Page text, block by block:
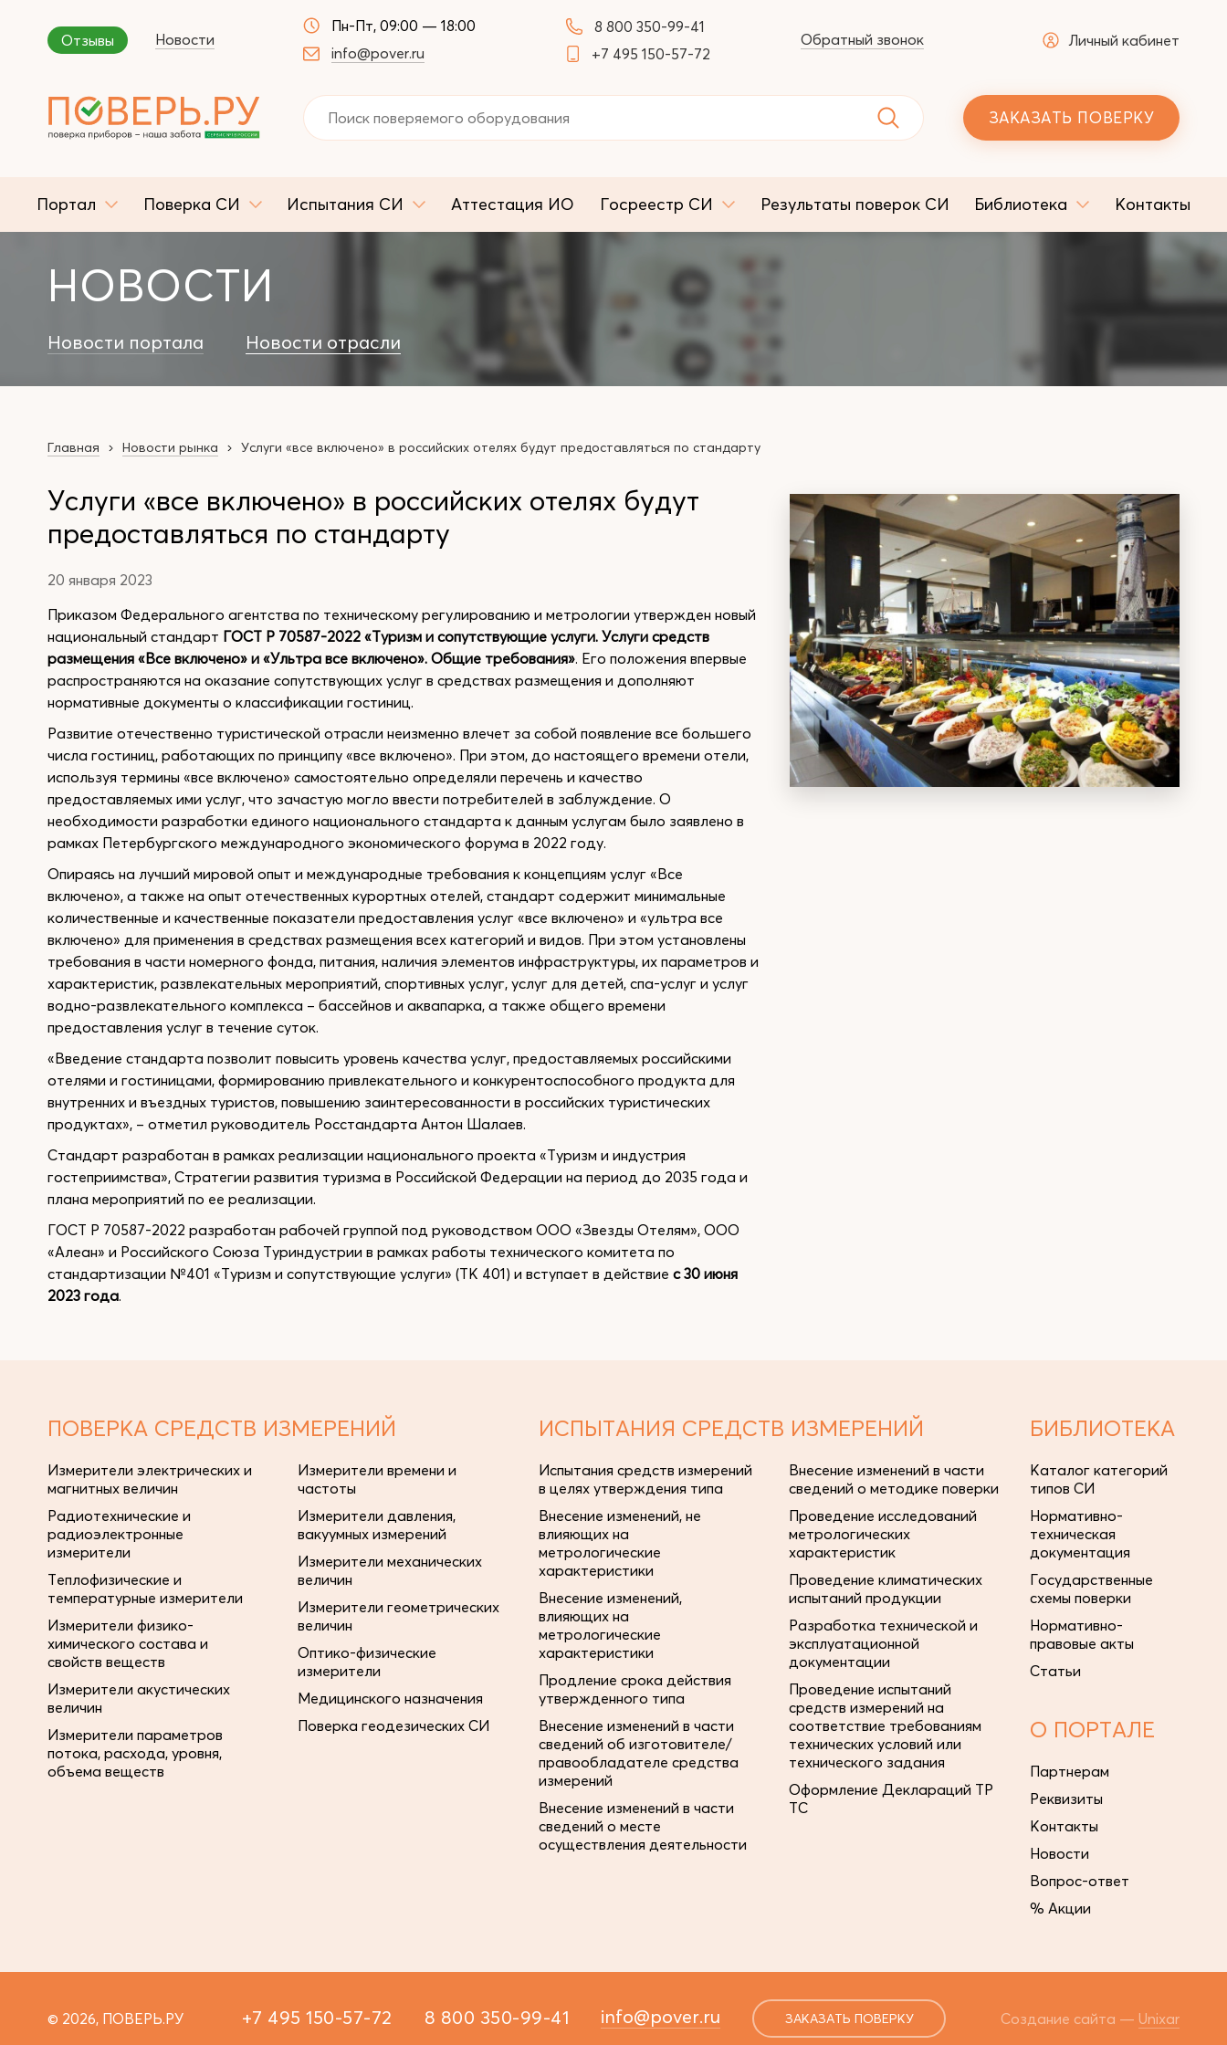
Отзывы Новости
Пн-Пт, 09:00 — 18:00
info@pover.ru
8 800 350-99-41
+7 495 150-57-72
Обратный звонок Личный кабинет
ЗАКАЗАТЬ ПОВЕРКУ
Портал Поверка СИ Испытания СИ Аттестация ИО Госреестр СИ Результаты поверок СИ Библиотека Контакты
НОВОСТИ
Новости портала Новости отрасли
Главная Новости рынка Услуги «все включено» в российских отелях будут предоставляться по стандарту
Услуги «все включено» в российских отелях будут
предоставляться по стандарту
20 января 2023
Приказом Федерального агентства по техническому регулированию и метрологии утвержден новый
национальный стандарт ГОСТ Р 70587-2022 «Туризм и сопутствующие услуги. Услуги средств
размещения «Все включено» и «Ультра все включено». Общие требования». Его положения впервые
распространяются на оказание сопутствующих услуг в средствах размещения и дополняют
нормативные документы о классификации гостиниц.
Развитие отечественно туристической отрасли неизменно влечет за собой появление все большего
числа гостиниц, работающих по принципу «все включено». При этом, до настоящего времени отели,
используя термины «все включено» самостоятельно определяли перечень и качество
предоставляемых ими услуг, что зачастую могло ввести потребителей в заблуждение. О
необходимости разработки единого национального стандарта к данным услугам было заявлено в
рамках Петербургского международного экономического форума в 2022 году.
Опираясь на лучший мировой опыт и международные требования к концепциям услуг «Все
включено», а также на опыт отечественных курортных отелей, стандарт содержит минимальные
количественные и качественные показатели предоставления услуг «все включено» и «ультра все
включено» для применения в средствах размещения всех категорий и видов. При этом установлены
требования в части номерного фонда, питания, наличия элементов инфраструктуры, их параметров и
характеристик, развлекательных мероприятий, спортивных услуг, услуг для детей, спа-услуг и услуг
водно-развлекательного комплекса – бассейнов и аквапарка, а также общего времени
предоставления услуг в течение суток.
«Введение стандарта позволит повысить уровень качества услуг, предоставляемых российскими
отелями и гостиницами, формированию привлекательного и конкурентоспособного продукта для
внутренних и въездных туристов, повышению заинтересованности в российских туристических
продуктах», – отметил руководитель Росстандарта Антон Шалаев.
Стандарт разработан в рамках реализации национального проекта «Туризм и индустрия
гостеприимства», Стратегии развития туризма в Российской Федерации на период до 2035 года и
плана мероприятий по ее реализации.
ГОСТ Р 70587-2022 разработан рабочей группой под руководством ООО «Звезды Отелям», ООО
«Алеан» и Российского Союза Туриндустрии в рамках работы технического комитета по
стандартизации №401 «Туризм и сопутствующие услуги» (ТК 401) и вступает в действие с 30 июня
2023 года.
ПОВЕРКА СРЕДСТВ ИЗМЕРЕНИЙ
Измерители электрических и
магнитных величин
Радиотехнические и
радиоэлектронные
измерители
Теплофизические и
температурные измерители
Измерители физико-
химического состава и
свойств веществ
Измерители акустических
величин
Измерители параметров
потока, расхода, уровня,
объема веществ
Измерители времени и
частоты
Измерители давления,
вакуумных измерений
Измерители механических
величин
Измерители геометрических
величин
Оптико-физические
измерители
Медицинского назначения
Поверка геодезических СИ
ИСПЫТАНИЯ СРЕДСТВ ИЗМЕРЕНИЙ
Испытания средств измерений
в целях утверждения типа
Внесение изменений, не
влияющих на
метрологические
характеристики
Внесение изменений,
влияющих на
метрологические
характеристики
Продление срока действия
утвержденного типа
Внесение изменений в части
сведений об изготовителе/
правообладателе средства
измерений
Внесение изменений в части
сведений о месте
осуществления деятельности
Внесение изменений в части
сведений о методике поверки
Проведение исследований
метрологических
характеристик
Проведение климатических
испытаний продукции
Разработка технической и
эксплуатационной
документации
Проведение испытаний
средств измерений на
соответствие требованиям
технических условий или
технического задания
Оформление Деклараций ТР
ТС
БИБЛИОТЕКА
Каталог категорий
типов СИ
Нормативно-
техническая
документация
Государственные
схемы поверки
Нормативно-
правовые акты
Статьи
О ПОРТАЛЕ
Партнерам
Реквизиты
Контакты
Новости
Вопрос-ответ
% Акции
© 2026, ПОВЕРЬ.РУ +7 495 150-57-72 8 800 350-99-41 info@pover.ru ЗАКАЗАТЬ ПОВЕРКУ Создание сайта — Unixar